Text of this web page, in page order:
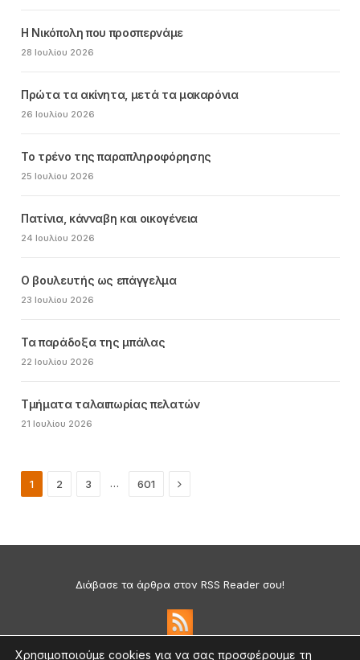
Η Νικόπολη που προσπερνάμε
28 Ιουλίου 2026
Πρώτα τα ακίνητα, μετά τα μακαρόνια
26 Ιουλίου 2026
Το τρένο της παραπληροφόρησης
25 Ιουλίου 2026
Πατίνια, κάνναβη και οικογένεια
24 Ιουλίου 2026
Ο βουλευτής ως επάγγελμα
23 Ιουλίου 2026
Τα παράδοξα της μπάλας
22 Ιουλίου 2026
Τμήματα ταλαιπωρίας πελατών
21 Ιουλίου 2026
1 2 3 … 601 Next
Διάβασε τα άρθρα στον RSS Reader σου!
Χρησιμοποιούμε cookies για να σας προσφέρουμε τη